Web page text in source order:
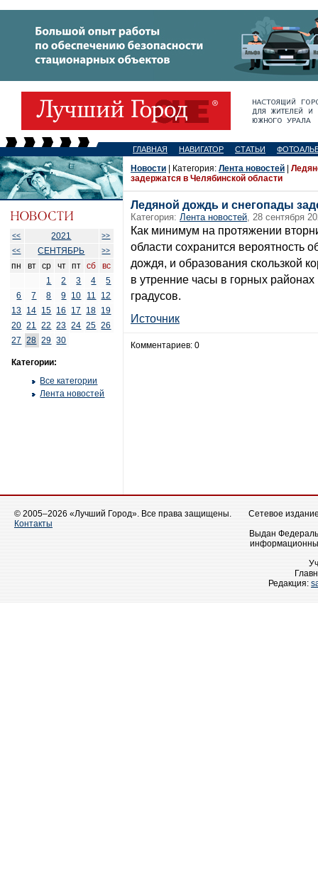
ГЛАВНАЯ НАВИГАТОР СТАТЬИ
<< 2021
>>
<<
СЕНТЯБРЬ >>
пн вт ср чт пт сб
вс
1
2 3 4
5
6
7 8 9 10 11
12
13 14 15 16 17 18 19
20 21 22 23 24 25 26
27
28 29 30
Категории:
Все категории
Лента новостей
Новости | Категория: Лента новостей
задержатся в Челябинской области
Ледяной дождь и снегопады
Категория: Лента новостей, 28 сентября
Как минимум на протяжении
области сохранится вероятность
дождя, и образования скользкой
в утренние часы в горных
градусов.
Источник
Комментариев: 0
© 2005–2026 «Лучший Город». Все права защищены.
Контакты
Сетевое
Выдан
Редакция: